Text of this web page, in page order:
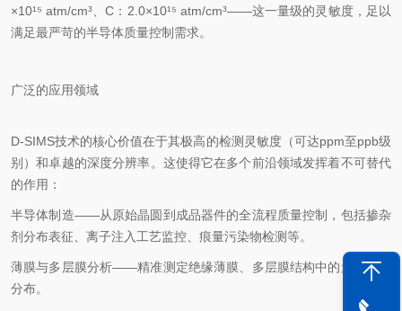
×10¹⁵ atm/cm³、C：2.0×10¹⁵ atm/cm³——这一量级的灵敏度，足以
满足最严苛的半导体质量控制需求。
广泛的应用领域
D-SIMS技术的核心价值在于其极高的检测灵敏度（可达ppm至ppb级
别）和卓越的深度分辨率。这使得它在多个前沿领域发挥着不可替代
的作用：
半导体制造——从原始晶圆到成品器件的全流程质量控制，包括掺杂
剂分布表征、离子注入工艺监控、痕量污染物检测等。
薄膜与多层膜分析——精准测定绝缘薄膜、多层膜结构中的元素深度
分布。